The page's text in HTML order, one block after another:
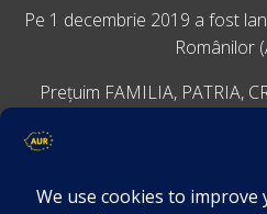
Pe 1 decembrie 2019 a fost
Românilor
Prețuim FAMILIA, PATRIA,